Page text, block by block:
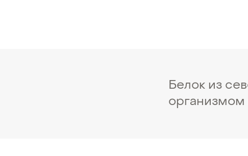
Белок из
организмом